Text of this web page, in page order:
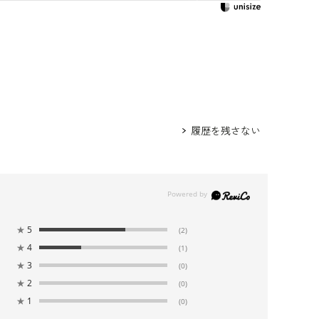
履歴を残さない
★ 5 (2)
★ 4 (1)
★ 3 (0)
★ 2 (0)
★ 1 (0)